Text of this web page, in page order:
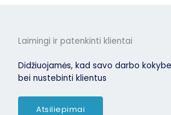
Laimingi ir patenkinti klientai
Didžiuojamės, kad savo darbo
bei nustebinti klientus
Atsiliepimai